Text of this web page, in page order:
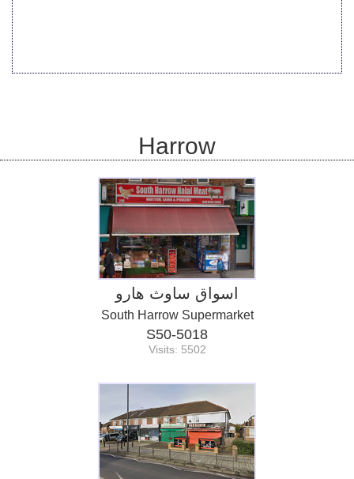
Harrow
اسواق ساوث هارو
South Harrow Supermarket
S50-5018
Visits: 5502